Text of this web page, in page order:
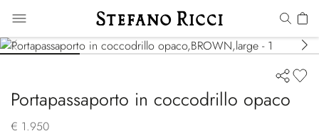
Portapassaporto in coccodrillo opaco
€ 1.950